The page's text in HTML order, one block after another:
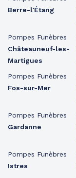
Berre-l'Étang
Pompes Funèbres
Châteauneuf-les-
Martigues
Pompes Funèbres
Fos-sur-Mer
Pompes Funèbres
Gardanne
Pompes Funèbres
Istres